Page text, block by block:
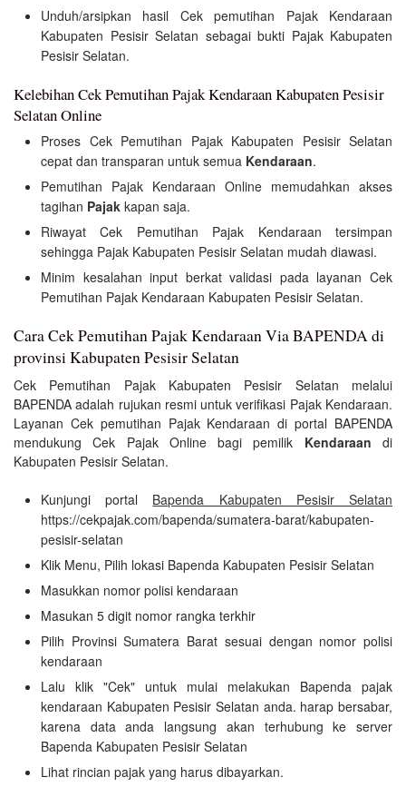
Unduh/arsipkan hasil Cek pemutihan Pajak Kendaraan
Kabupaten Pesisir Selatan sebagai bukti Pajak Kabupaten
Pesisir Selatan.
Kelebihan Cek Pemutihan Pajak Kendaraan Kabupaten Pesisir
Selatan Online
Proses Cek Pemutihan Pajak Kabupaten Pesisir Selatan
cepat dan transparan untuk semua Kendaraan.
Pemutihan Pajak Kendaraan Online memudahkan akses
tagihan Pajak kapan saja.
Riwayat Cek Pemutihan Pajak Kendaraan tersimpan
sehingga Pajak Kabupaten Pesisir Selatan mudah diawasi.
Minim kesalahan input berkat validasi pada layanan Cek
Pemutihan Pajak Kendaraan Kabupaten Pesisir Selatan.
Cara Cek Pemutihan Pajak Kendaraan Via BAPENDA di
provinsi Kabupaten Pesisir Selatan
Cek Pemutihan Pajak Kabupaten Pesisir Selatan melalui
BAPENDA adalah rujukan resmi untuk verifikasi Pajak Kendaraan.
Layanan Cek pemutihan Pajak Kendaraan di portal BAPENDA
mendukung Cek Pajak Online bagi pemilik Kendaraan di
Kabupaten Pesisir Selatan.
Kunjungi portal Bapenda Kabupaten Pesisir Selatan
https://cekpajak.com/bapenda/sumatera-barat/kabupaten-
pesisir-selatan
Klik Menu, Pilih lokasi Bapenda Kabupaten Pesisir Selatan
Masukkan nomor polisi kendaraan
Masukan 5 digit nomor rangka terkhir
Pilih Provinsi Sumatera Barat sesuai dengan nomor polisi
kendaraan
Lalu klik "Cek" untuk mulai melakukan Bapenda pajak
kendaraan Kabupaten Pesisir Selatan anda. harap bersabar,
karena data anda langsung akan terhubung ke server
Bapenda Kabupaten Pesisir Selatan
Lihat rincian pajak yang harus dibayarkan.